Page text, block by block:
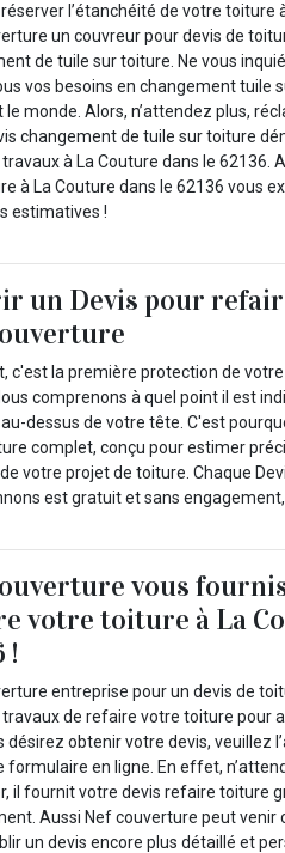
l’étanchéité de votre toiture
un couvreur pour devis de
de tuile sur toiture. Ne vous
vos besoins en changement tuile
le monde. Alors, n’attendez plus,
changement de tuile sur toiture
à La Couture dans le 62136.
à La Couture dans le 62136 vous
estimatives !
un Devis pour
c'est la première protection de
comprenons à quel point il est
dessus de votre tête. C'est
complet, conçu pour estimer
votre projet de toiture. Chaque
est gratuit et sans
vous
votre toiture à La
!
entreprise pour un devis de
de refaire votre toiture pour
désirez obtenir votre devis, veuillez
formulaire en ligne. En effet,
il fournit votre devis refaire toiture
Aussi Nef couverture peut venir
un devis encore plus détaillé et